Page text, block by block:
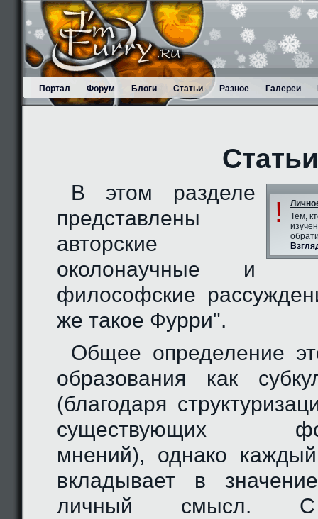
Портал Форум Блоги Статьи Разное Галереи
!
Тем,
В этом разделе
представлены
авторские
околонаучные и
философские
же такое Фурри".
Общее определение
образования как
(благодаря
существующих
мнений), однако
вкладывает в
личный смысл. С